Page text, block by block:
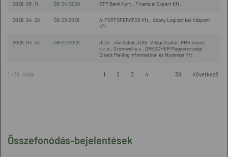
Összefonódás-bejelentések
2026. 05. 11 ÖB-24/2026 OTP Bank Nyrt., Financial Expert Kft.
2026. 04. 28 ÖB-23/2026
A-PORTOPERATOR Kft., Adony Logisztikai Központ
Kft.
2026. 04. 27 ÖB-22/2026
JUDr. Ján Sabol, JUDr. Világi Oszkár, PMK Invest,
s.r.o., Cromwell a.s., DRESCHER Magyarországi
Direct Mailing Informatikai és Nyomdai Kft.
1 - 38. oldal 1 2 3 4 38 Következő